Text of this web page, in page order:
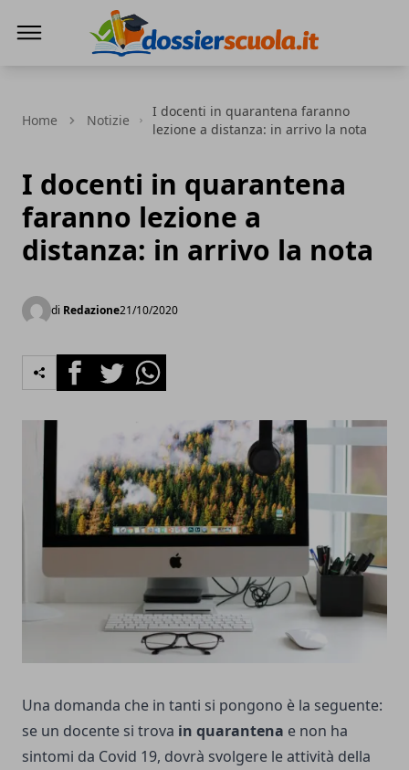
Home Notizie
I docenti in quarantena faranno
lezione a distanza: in arrivo la nota
I docenti in quarantena
faranno lezione a
distanza: in arrivo la nota
di Redazione21/10/2020
FacebookTwitterWhatsapp
Una domanda che in tanti si pongono è la seguente:
se un docente si trova in quarantena e non ha
sintomi da Covid 19, dovrà svolgere le attività della